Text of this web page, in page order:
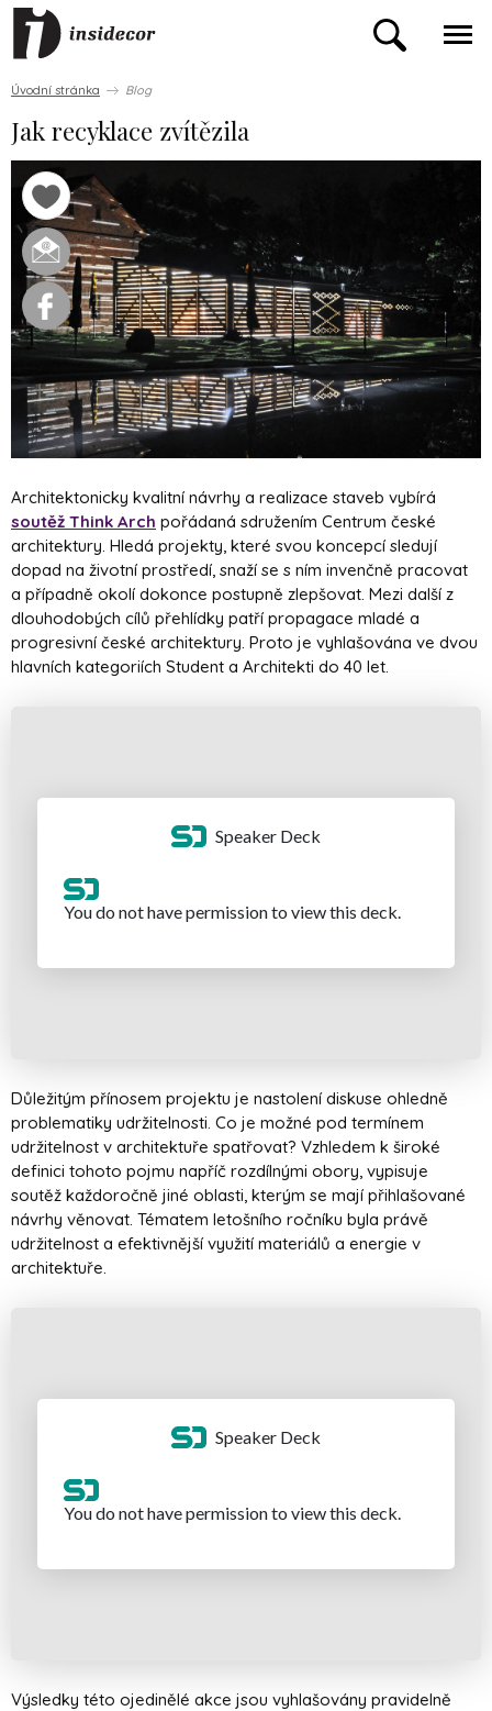
Úvodní stránka Blog
Jak recyklace zvítězila
Architektonicky kvalitní návrhy a realizace staveb vybírá
soutěž Think Arch pořádaná sdružením Centrum české
architektury. Hledá projekty, které svou koncepcí sledují
dopad na životní prostředí, snaží se s ním invenčně pracovat
a případně okolí dokonce postupně zlepšovat. Mezi další z
dlouhodobých cílů přehlídky patří propagace mladé a
progresivní české architektury. Proto je vyhlašována ve dvou
hlavních kategoriích Student a Architekti do 40 let.
Důležitým přínosem projektu je nastolení diskuse ohledně
problematiky udržitelnosti. Co je možné pod termínem
udržitelnost v architektuře spatřovat? Vzhledem k široké
definici tohoto pojmu napříč rozdílnými obory, vypisuje
soutěž každoročně jiné oblasti, kterým se mají přihlašované
návrhy věnovat. Tématem letošního ročníku byla právě
udržitelnost a efektivnější využití materiálů a energie v
architektuře.
Výsledky této ojedinělé akce jsou vyhlašovány pravidelně